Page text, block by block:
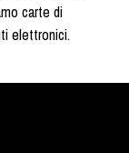
carte di
elettronici.